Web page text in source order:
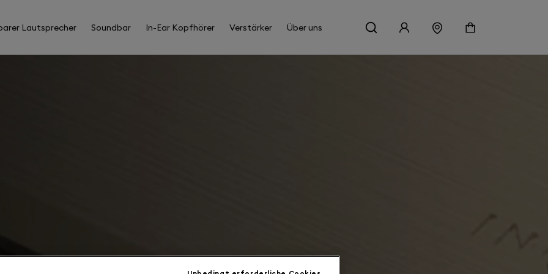
Lautsprecher Soundbar In-Ear Kopfhörer Verstärker Über uns